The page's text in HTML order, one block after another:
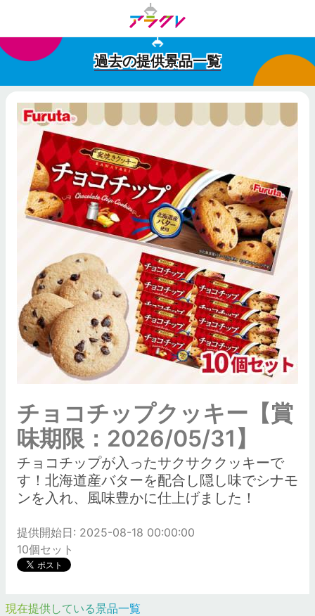
過去の提供景品一覧
チョコチップクッキー【賞
味期限：2026/05/31】
チョコチップが入ったサクサククッキーで
す！北海道産バターを配合し隠し味でシナモ
ンを入れ、風味豊かに仕上げました！
提供開始日: 2025-08-18 00:00:00
10個セット
現在提供している景品一覧